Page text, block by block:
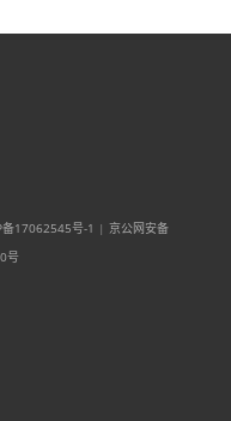
备17062545号-1 | 京公网安备
号